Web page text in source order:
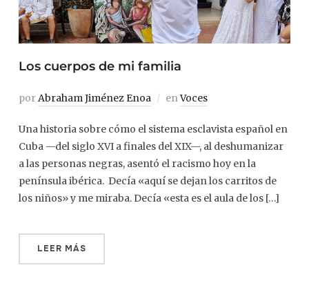
Los cuerpos de mi familia
porAbraham Jiménez Enoa enVoces
Una historia sobre cómo el sistema esclavista español en
Cuba —del siglo XVI a finales del XIX—, al deshumanizar
a las personas negras, asentó el racismo hoy en la
península ibérica. Decía «aquí se dejan los carritos de
los niños» y me miraba. Decía «esta es el aula de los […]
LEER MÁS